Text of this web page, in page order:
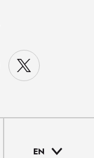
EN